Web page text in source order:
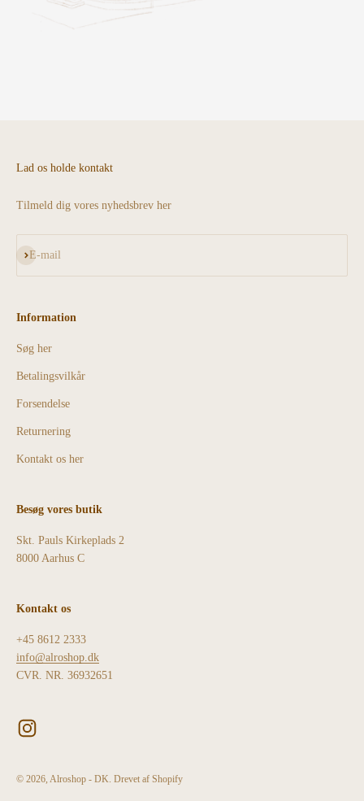
Lad os holde kontakt
Tilmeld dig vores nyhedsbrev her
E-mail
Abonnér
Information
Søg her
Betalingsvilkår
Forsendelse
Returnering
Kontakt os her
Besøg vores butik
Skt. Pauls Kirkeplads 2
8000 Aarhus C
Kontakt os
+45 8612 2333
info@alroshop.dk
CVR. NR. 36932651
© 2026, Alroshop - DK. Drevet af Shopify